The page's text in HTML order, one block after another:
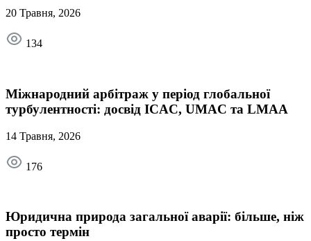
20 Травня, 2026
134
Міжнародний арбітраж у період глобальної
турбулентності: досвід ICAC, UMAC та LMAA
14 Травня, 2026
176
Юридична природа загальної аварії: більше, ніж
просто термін